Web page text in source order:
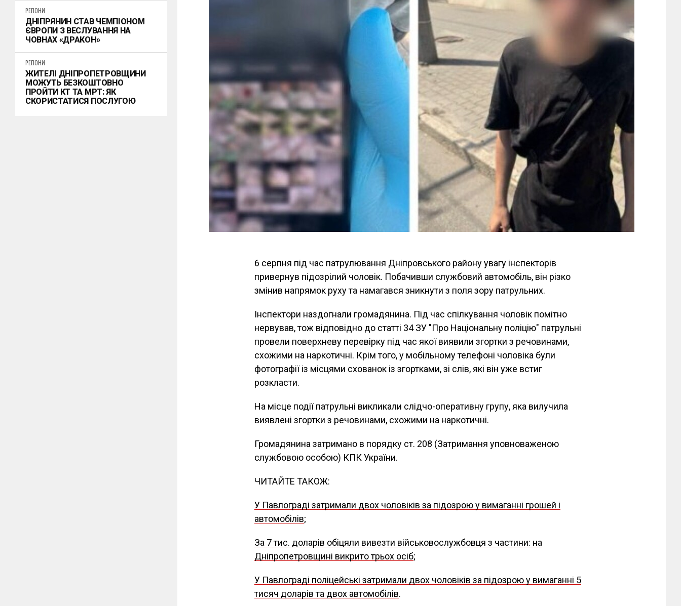
РЕГІОНИ
ДНІПРЯНИН СТАВ ЧЕМПІОНОМ
ЄВРОПИ З ВЕСЛУВАННЯ НА
ЧОВНАХ «ДРАКОН»
РЕГІОНИ
ЖИТЕЛІ ДНІПРОПЕТРОВЩИНИ
МОЖУТЬ БЕЗКОШТОВНО
ПРОЙТИ КТ ТА МРТ: ЯК
СКОРИСТАТИСЯ ПОСЛУГОЮ
6 серпня під час патрулювання Дніпровського району увагу інспекторів
привернув підозрілий чоловік. Побачивши службовий автомобіль, він різко
змінив напрямок руху та намагався зникнути з поля зору патрульних.
Інспектори наздогнали громадянина. Під час спілкування чоловік помітно
нервував, тож відповідно до статті 34 ЗУ "Про Національну поліцію" патрульні
провели поверхневу перевірку під час якої виявили згортки з речовинами,
схожими на наркотичні. Крім того, у мобільному телефоні чоловіка були
фотографії із місцями схованок із згортками, зі слів, які він уже встиг
розкласти.
На місце події патрульні викликали слідчо-оперативну групу, яка вилучила
виявлені згортки з речовинами, схожими на наркотичні.
Громадянина затримано в порядку ст. 208 (Затримання уповноваженою
службовою особою) КПК України.
ЧИТАЙТЕ ТАКОЖ:
У Павлограді затримали двох чоловіків за підозрою у вимаганні грошей і
автомобілів;
За 7 тис. доларів обіцяли вивезти військовослужбовця з частини: на
Дніпропетровщині викрито трьох осіб;
У Павлограді поліцейські затримали двох чоловіків за підозрою у вимаганні 5
тисяч доларів та двох автомобілів.